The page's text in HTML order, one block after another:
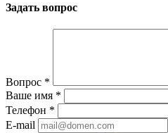
Задать вопрос
Вопрос *
Ваше имя *
Телефон *
E-mail